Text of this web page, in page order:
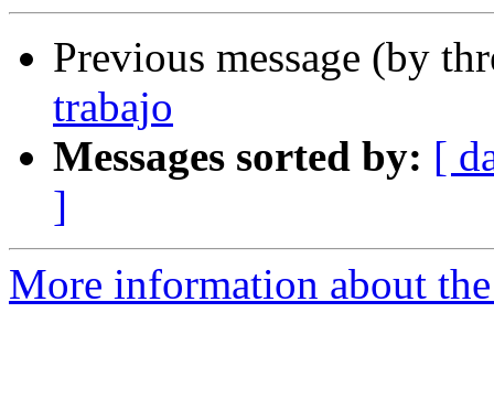
Previous message (by
trabajo
Messages sorted by: [
]
More information about